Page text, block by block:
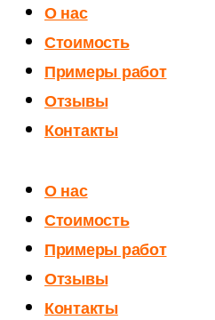
О нас
Стоимость
Примеры работ
Отзывы
Контакты
О нас
Стоимость
Примеры работ
Отзывы
Контакты